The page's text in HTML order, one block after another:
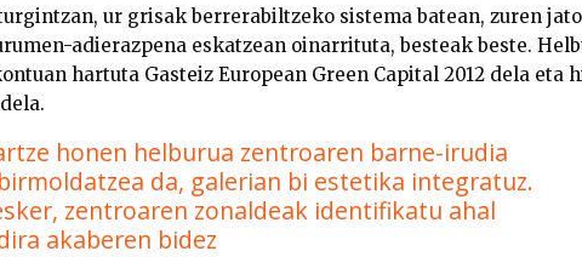
ur grisak berrerabiltzeko sistema batean, zuren
adierazpena eskatzean oinarrituta, besteak beste.
hartuta Gasteiz European Green Capital 2012 dela eta
honen helburua zentroaren barne-irudia
da, galerian bi estetika integratuz.
zentroaren zonaldeak identifikatu ahal
akaberen bidez